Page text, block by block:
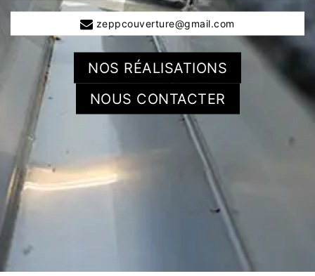
zeppcouverture@gmail.com
NOS RÉALISATIONS
NOUS CONTACTER